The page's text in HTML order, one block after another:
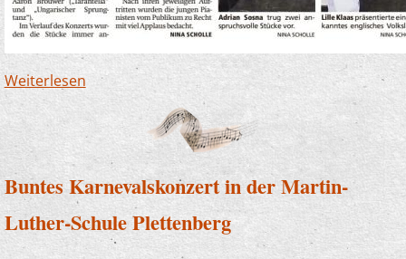
Weiterlesen über Stunde der Musik - Tastentöne
Buntes Karnevalskonzert in der Martin-
Luther-Schule Plettenberg